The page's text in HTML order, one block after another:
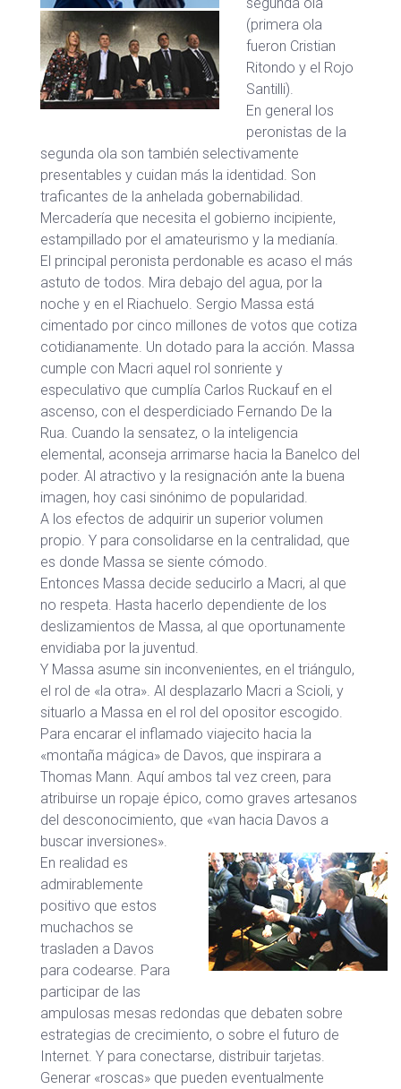
(primera ola
fueron Cristian
Ritondo y el Rojo
Santilli).
En general los
peronistas de la
segunda ola son también selectivamente
presentables y cuidan más la identidad. Son
traficantes de la anhelada gobernabilidad.
Mercadería que necesita el gobierno incipiente,
estampillado por el amateurismo y la medianía.
El principal peronista perdonable es acaso el más
astuto de todos. Mira debajo del agua, por la
noche y en el Riachuelo. Sergio Massa está
cimentado por cinco millones de votos que cotiza
cotidianamente. Un dotado para la acción. Massa
cumple con Macri aquel rol sonriente y
especulativo que cumplía Carlos Ruckauf en el
ascenso, con el desperdiciado Fernando De la
Rua. Cuando la sensatez, o la inteligencia
elemental, aconseja arrimarse hacia la Banelco del
poder. Al atractivo y la resignación ante la buena
imagen, hoy casi sinónimo de popularidad.
A los efectos de adquirir un superior volumen
propio. Y para consolidarse en la centralidad, que
es donde Massa se siente cómodo.
Entonces Massa decide seducirlo a Macri, al que
no respeta. Hasta hacerlo dependiente de los
deslizamientos de Massa, al que oportunamente
envidiaba por la juventud.
Y Massa asume sin inconvenientes, en el triángulo,
el rol de «la otra». Al desplazarlo Macri a Scioli, y
situarlo a Massa en el rol del opositor escogido.
Para encarar el inflamado viajecito hacia la
«montaña mágica» de Davos, que inspirara a
Thomas Mann. Aquí ambos tal vez creen, para
atribuirse un ropaje épico, como graves artesanos
del desconocimiento, que «van hacia Davos a
buscar inversiones».
En realidad es
admirablemente
positivo que estos
muchachos se
trasladen a Davos
para codearse. Para
participar de las
ampulosas mesas redondas que debaten sobre
estrategias de crecimiento, o sobre el futuro de
Internet. Y para conectarse, distribuir tarjetas.
Generar «roscas» que pueden eventualmente